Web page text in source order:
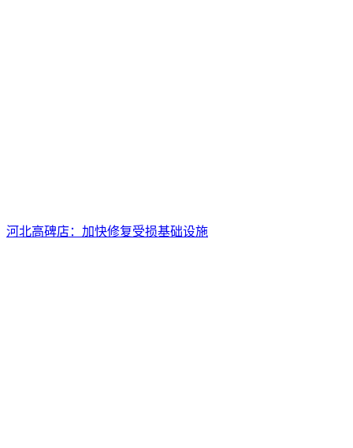
河北高碑店：加快修复受损基础设施